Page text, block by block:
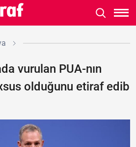
vurulan PUA-nın
olduğunu etiraf edib